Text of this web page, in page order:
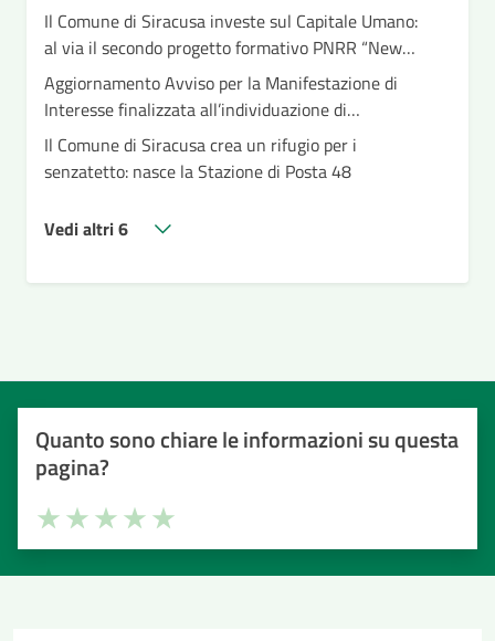
Il Comune di Siracusa investe sul Capitale Umano:
al via il secondo progetto formativo PNRR “New
Public Management”
Aggiornamento Avviso per la Manifestazione di
Interesse finalizzata all’individuazione di
beneficiari da inserire nei gruppi appartamento –
Housing – Linea di investimento PNRR M5C2I1.2
Il Comune di Siracusa crea un rifugio per i
senzatetto: nasce la Stazione di Posta 48
Vedi altri 6
Quanto sono chiare le informazioni su questa
pagina?
Valuta la chiarezza delle informazioni (da 1 a 5 stelle)
Seleziona il numero di stelle per valutare la chiarezza delle
Valuta 5 stelle su 5
Valuta 4 stelle su 5
Valuta 3 stelle su 5
Valuta 2 stelle su 5
Valuta 1 stelle su 5